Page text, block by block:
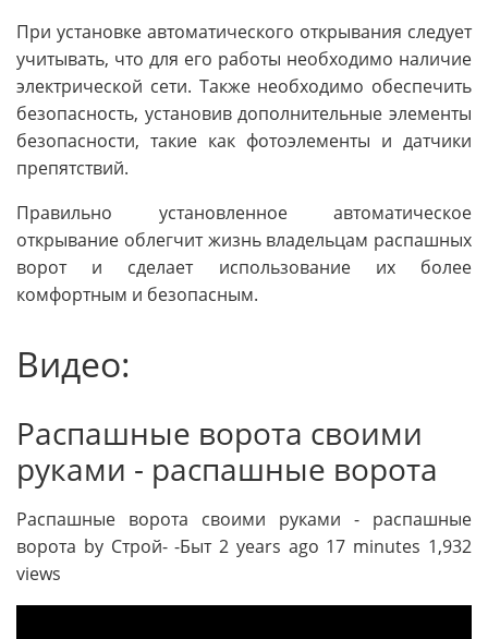
При установке автоматического открывания следует
учитывать, что для его работы необходимо наличие
электрической сети. Также необходимо обеспечить
безопасность, установив дополнительные элементы
безопасности, такие как фотоэлементы и датчики
препятствий.
Правильно установленное автоматическое
открывание облегчит жизнь владельцам распашных
ворот и сделает использование их более
комфортным и безопасным.
Видео:
Распашные ворота своими
руками - распашные ворота
Распашные ворота своими руками - распашные
ворота by Строй- -Быт 2 years ago 17 minutes 1,932
views